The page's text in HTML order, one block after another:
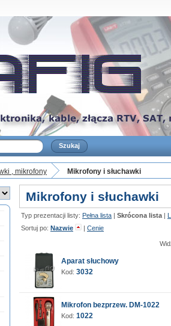
, mikrofony Mikrofony i słuchawki
Mikrofony i słuchawki
Typ prezentacji listy: Pełna lista | Skrócona lista |
Sortuj po: Nazwie | Cenie
Aparat słuchowy
Kod: 3032
Mikrofon bezprzew. DM-1022
Kod: 1022